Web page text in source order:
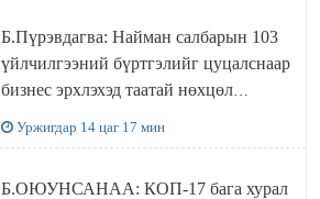
Б.Пүрэвдагва: Найман салбарын 103
үйлчилгээний бүртгэлийг цуцалснаар
бизнес эрхлэхэд таатай нөхцөл
Уржигдар 14 цаг 17 мин
Б.ОЮУНСАНАА: КОП-17 бага хурал